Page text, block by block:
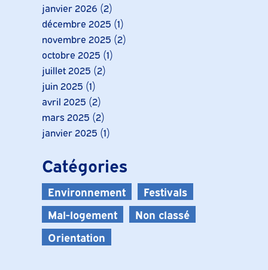
janvier 2026 (2)
décembre 2025 (1)
novembre 2025 (2)
octobre 2025 (1)
juillet 2025 (2)
juin 2025 (1)
avril 2025 (2)
mars 2025 (2)
janvier 2025 (1)
Catégories
Environnement
Festivals
Mal-logement
Non classé
Orientation